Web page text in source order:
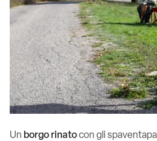
Un borgo rinatocon gli